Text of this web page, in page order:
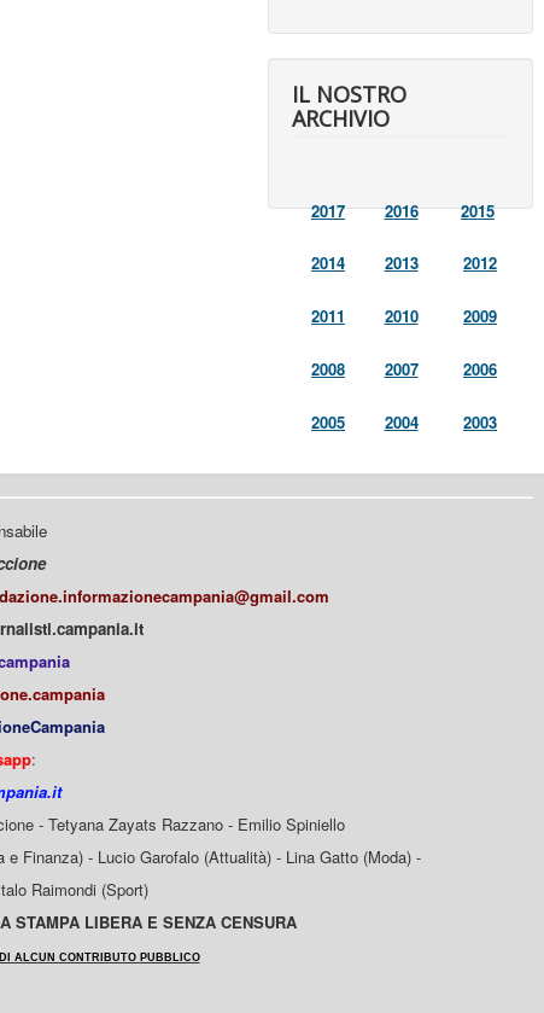
IL NOSTRO
ARCHIVIO
2017 2016 2015
2014 2013 2012
2011 2010 2009
2008 2007 2006
2005 2004 2003
:
- Tetyana Zayats Razzano - Emilio Spiniello
Finanza) - Lucio Garofalo (Attualità) - Lina Gatto (Moda) -
Raimondi (Sport)
STAMPA LIBERA E SENZA CENSURA
ALCUN CONTRIBUTO PUBBLICO